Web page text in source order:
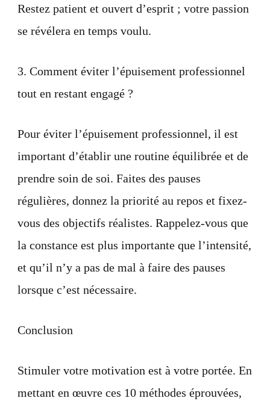
Restez patient et ouvert d’esprit ; votre passion
se révélera en temps voulu.
3. Comment éviter l’épuisement professionnel
tout en restant engagé ?
Pour éviter l’épuisement professionnel, il est
important d’établir une routine équilibrée et de
prendre soin de soi. Faites des pauses
régulières, donnez la priorité au repos et fixez-
vous des objectifs réalistes. Rappelez-vous que
la constance est plus importante que l’intensité,
et qu’il n’y a pas de mal à faire des pauses
lorsque c’est nécessaire.
Conclusion
Stimuler votre motivation est à votre portée. En
mettant en œuvre ces 10 méthodes éprouvées,